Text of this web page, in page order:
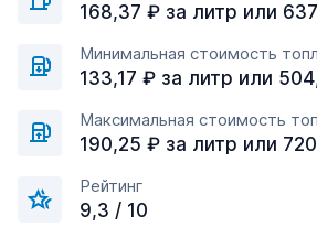
168,37 ₽ за литр или
Минимальная стоимость
133,17 ₽ за литр или
Максимальная стоимость
190,25 ₽ за литр или
Рейтинг
9,3 / 10